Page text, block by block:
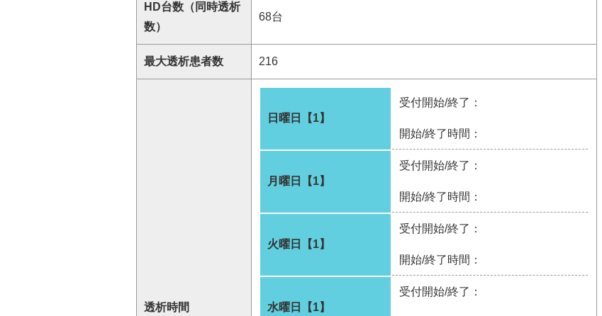
HD台数（同時透析
数）
68台
最大透析患者数 216
透析時間
日曜日【1】
受付開始/終了：
開始/終了時間：
月曜日【1】
受付開始/終了：
開始/終了時間：
火曜日【1】
受付開始/終了：
開始/終了時間：
水曜日【1】
受付開始/終了：